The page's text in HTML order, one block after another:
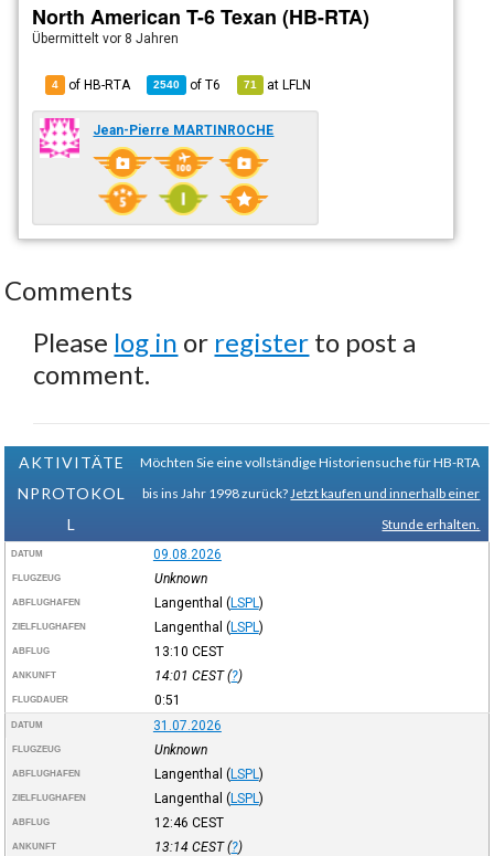
North American T-6 Texan (HB-RTA)
Übermitteltvor 8 Jahren
4 of HB-RTA 2540 ofT6 71 atLFLN
Jean-Pierre MARTINROCHE
Comments
Please log in or register to post a
comment.
AKTIVITÄTE
NPROTOKOL
L
Möchten Sie eine vollständige Historiensuche für HB-RTA
bis ins Jahr 1998 zurück? Jetzt kaufen und innerhalb einer
Stunde erhalten.
DATUM 09.08.2026
FLUGZEUG Unknown
ABFLUGHAFEN Langenthal (LSPL )
ZIELFLUGHAFEN Langenthal (LSPL )
ABFLUG 13:10 CEST
ANKUNFT 14:01 CEST(?)
FLUGDAUER 0:51
DATUM 31.07.2026
FLUGZEUG Unknown
ABFLUGHAFEN Langenthal (LSPL )
ZIELFLUGHAFEN Langenthal (LSPL )
ABFLUG 12:46 CEST
ANKUNFT 13:14 CEST(?)